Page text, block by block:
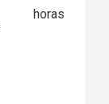
horas